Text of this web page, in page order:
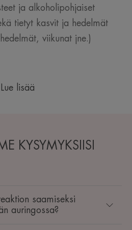
ja alkoholipohjaiset
tietyt kasvit ja hedelmät
viikunat jne.)
Lue lisää
KYSYMYKSIISI
saamiseksi
auringossa?